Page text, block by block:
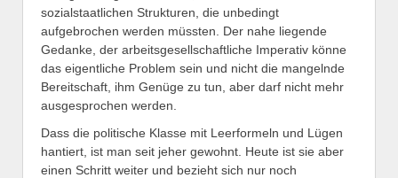
sozialstaatlichen Strukturen, die unbedingt
aufgebrochen werden müssten. Der nahe liegende
Gedanke, der arbeitsgesellschaftliche Imperativ könne
das eigentliche Problem sein und nicht die mangelnde
Bereitschaft, ihm Genüge zu tun, aber darf nicht mehr
ausgesprochen werden.
Dass die politische Klasse mit Leerformeln und Lügen
hantiert, ist man seit jeher gewohnt. Heute ist sie aber
einen Schritt weiter und bezieht sich nur noch